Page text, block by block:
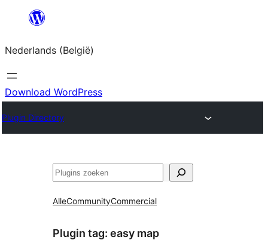
Spring
de
inhoud
Nederlands (België)
Download WordPress
Plugin Directory
Zoeken
AlleCommunityCommercial
Plugin tag: easy map